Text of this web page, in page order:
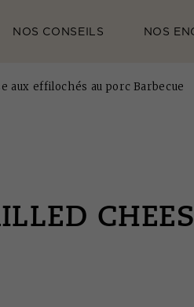
NOS CONSEILS NOS
aux effilochés au porc Barbecue